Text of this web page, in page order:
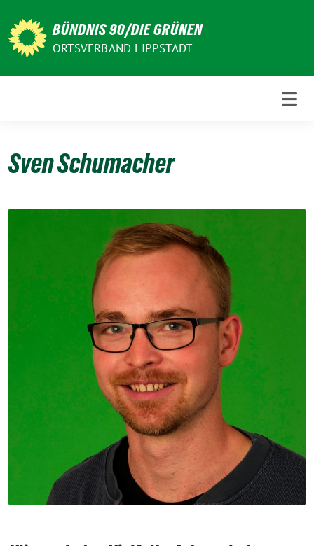
zum
Inhalt
BÜNDNIS 90/DIE GRÜNEN
ORTSVERBAND LIPPSTADT
Sven Schumacher